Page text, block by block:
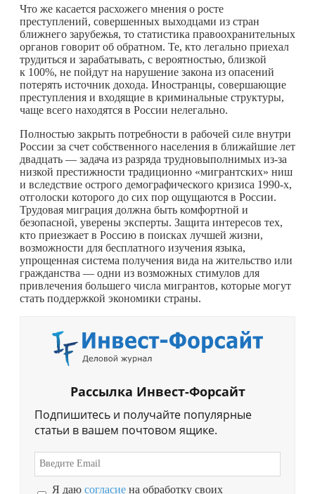
Что же касается расхожего мнения о росте
преступлений, совершенных выходцами из стран
ближнего зарубежья, то статистика правоохранительных
органов говорит об обратном. Те, кто легально приехал
трудиться и зарабатывать, с вероятностью, близкой
к 100%, не пойдут на нарушение закона из опасений
потерять источник дохода. Иностранцы, совершающие
преступления и входящие в криминальные структуры,
чаще всего находятся в России нелегально.
Полностью закрыть потребности в рабочей силе внутри
России за счет собственного населения в ближайшие лет
двадцать — задача из разряда трудновыполнимых из-за
низкой престижности традиционно «мигрантских» ниш
и вследствие острого демографического кризиса 1990-х,
отголоски которого до сих пор ощущаются в России.
Трудовая миграция должна быть комфортной и
безопасной, уверены эксперты. Защита интересов тех,
кто приезжает в Россию в поисках лучшей жизни,
возможности для бесплатного изучения языка,
упрощенная система получения вида на жительство или
гражданства — одни из возможных стимулов для
привлечения большего числа мигрантов, которые могут
стать поддержкой экономики страны.
Рассылка Инвест-Форсайт
Подпишитесь и получайте популярные
статьи в вашем почтовом ящике.
Я даю согласие на обработку своих